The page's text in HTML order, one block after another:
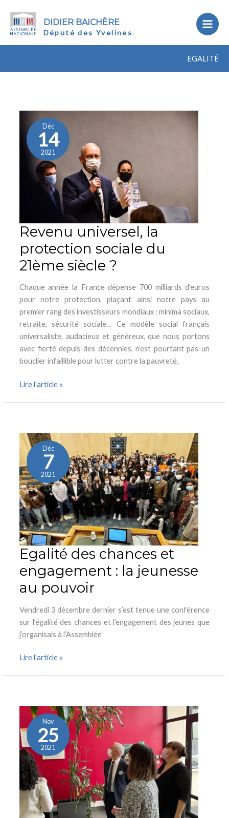
DIDIER BAICHÈRE
Député des Yvelines
EGALITÉ
Déc
14
2021
Revenu universel, la
protection sociale du
21ème siècle ?
Chaque année la France dépense 700 milliards d’euros
pour notre protection, plaçant ainsi notre pays au
premier rang des investisseurs mondiaux : minima sociaux,
retraite, sécurité sociale… Ce modèle social français
universaliste, audacieux et généreux, que nous portons
avec fierté depuis des décennies, n’est pourtant pas un
bouclier infaillible pour lutter contre la pauvreté.
universel,
protection
sociale
21ème
Lire l'article »
Déc
7
2021
Egalité des chances et
engagement : la jeunesse
au pouvoir
Vendredi 3 décembre dernier s’est tenue une conférence
sur l’égalité des chances et l’engagement des jeunes que
j’organisais à l’Assemblée
des
chances
et
engagement
:
la
jeunesse
au
pouvoir
Lire l'article »
Nov
25
2021
de
l’égalité
Femmes-
Hommes
une
réalité
ensemble